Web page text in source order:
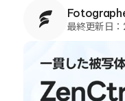
最終更新日：